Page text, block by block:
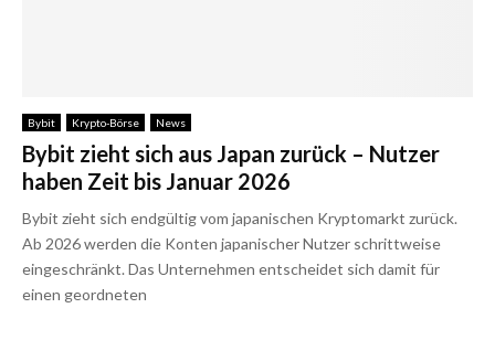
Bybit Krypto-Börse News
Bybit zieht sich aus Japan zurück – Nutzer
haben Zeit bis Januar 2026
Bybit zieht sich endgültig vom japanischen Kryptomarkt zurück.
Ab 2026 werden die Konten japanischer Nutzer schrittweise
eingeschränkt. Das Unternehmen entscheidet sich damit für
einen geordneten